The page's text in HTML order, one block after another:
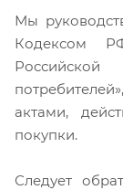
Мы
Кодексом
актами,
покупки.
Следует